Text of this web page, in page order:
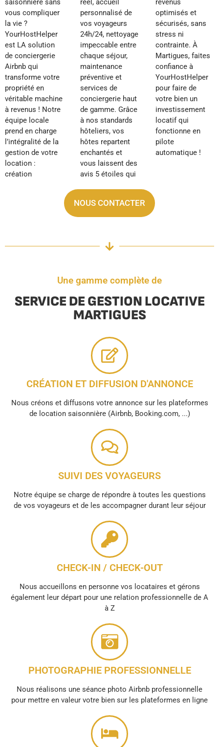
saisonnière sans
vous compliquer
la vie ?
YourHostHelper
est LA solution
de conciergerie
Airbnb qui
transforme votre
propriété en
véritable machine
à revenus ! Notre
équipe locale
prend en charge
l’intégralité de la
gestion de votre
location :
création
réel, accueil
personnalisé de
vos voyageurs
24h/24, nettoyage
impeccable entre
chaque séjour,
maintenance
préventive et
services de
conciergerie haut
de gamme. Grâce
à nos standards
hôteliers, vos
hôtes repartent
enchantés et
vous laissent des
avis 5 étoiles qui
revenus
optimisés et
sécurisés, sans
stress ni
contrainte. À
Martigues, faites
confiance à
YourHostHelper
pour faire de
votre bien un
investissement
locatif qui
fonctionne en
pilote
automatique !
NOUS CONTACTER
Une gamme complète de
SERVICE DE GESTION LOCATIVE
MARTIGUES
CRÉATION ET DIFFUSION D'ANNONCE
Nous créons et diffusons votre annonce sur les plateformes
de location saisonnière (Airbnb, Booking.com, ...)
SUIVI DES VOYAGEURS
Notre équipe se charge de répondre à toutes les questions
de vos voyageurs et de les accompagner durant leur séjour
CHECK-IN / CHECK-OUT
Nous accueillons en personne vos locataires et gérons
également leur départ pour une relation professionnelle de A
à Z
PHOTOGRAPHIE PROFESSIONNELLE
Nous réalisons une séance photo Airbnb professionnelle
pour mettre en valeur votre bien sur les plateformes en ligne